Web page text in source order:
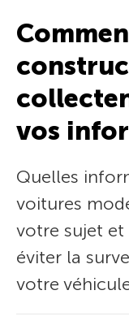
vos
Quelles
voitures
votre sujet
éviter la
votre